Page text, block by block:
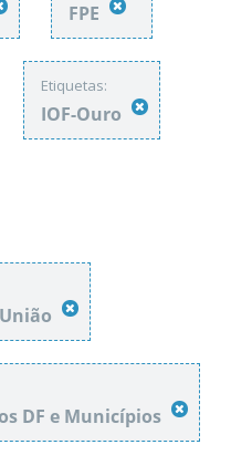
FPE
Etiquetas:
IOF-Ouro
DF e Municípios